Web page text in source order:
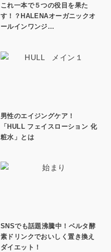
これ一本で５つの役目を果た
す！？HALENAオーガニックオ
ールインワンジ…
男性のエイジングケア！
「HULL フェイスローション 化
粧水」とは
SNSでも話題沸騰中！ベルタ酵
素ドリンクでおいしく置き換え
ダイエット！